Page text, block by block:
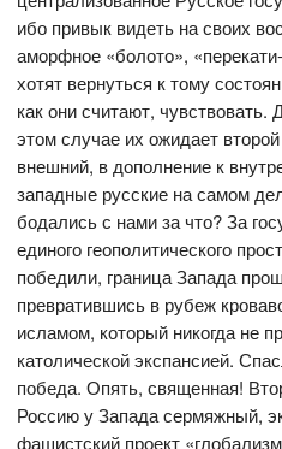
ибо привык видеть на своих
аморфное «болото»,
хотят вернуться к тому
как они считают, чувствовать.
этом случае их ожидает
внешний, в дополнение к
западные русские на самом
бодались с нами за что? За
единого геополитического
победили, граница Запада
превратившись в рубеж
исламом, который никогда не
католической экспансией.
победа. Опять, священная!
Россию у Запада сермяжный,
фашистский проект